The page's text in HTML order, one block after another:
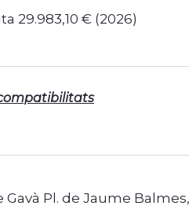
29.983,10 € (2026)
Pl. de Jaume